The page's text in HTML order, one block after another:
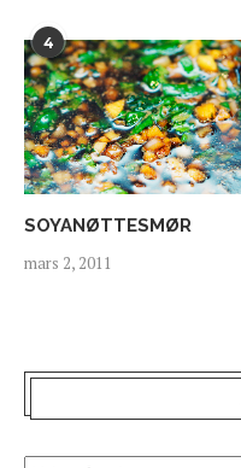
4
SOYANØTTESMØR
mars 2, 2011